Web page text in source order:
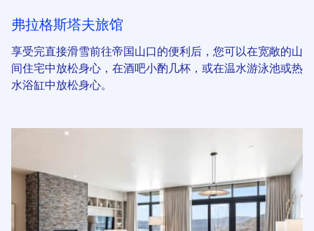
弗拉格斯塔夫旅馆
享受完直接滑雪前往帝国山口的便利后，您可以在宽敞的山
间住宅中放松身心，在酒吧小酌几杯，或在温水游泳池或热
水浴缸中放松身心。